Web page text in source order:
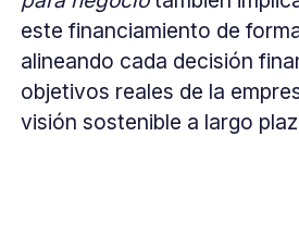
este financiamiento de
alineando cada decisión
objetivos reales de la
visión sostenible a largo